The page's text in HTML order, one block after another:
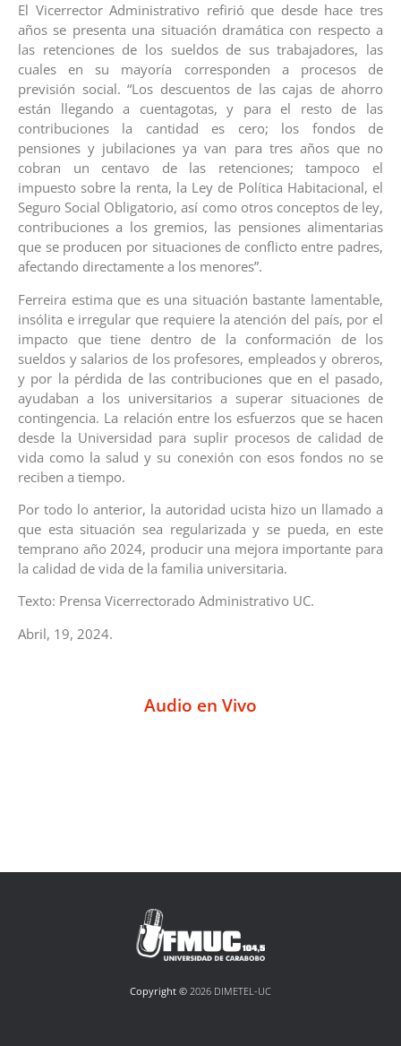
El Vicerrector Administrativo refirió que desde hace tres
años se presenta una situación dramática con respecto a
las retenciones de los sueldos de sus trabajadores, las
cuales en su mayoría corresponden a procesos de
previsión social. “Los descuentos de las cajas de ahorro
están llegando a cuentagotas, y para el resto de las
contribuciones la cantidad es cero; los fondos de
pensiones y jubilaciones ya van para tres años que no
cobran un centavo de las retenciones; tampoco el
impuesto sobre la renta, la Ley de Política Habitacional, el
Seguro Social Obligatorio, así como otros conceptos de ley,
contribuciones a los gremios, las pensiones alimentarias
que se producen por situaciones de conflicto entre padres,
afectando directamente a los menores”.
Ferreira estima que es una situación bastante lamentable,
insólita e irregular que requiere la atención del país, por el
impacto que tiene dentro de la conformación de los
sueldos y salarios de los profesores, empleados y obreros,
y por la pérdida de las contribuciones que en el pasado,
ayudaban a los universitarios a superar situaciones de
contingencia. La relación entre los esfuerzos que se hacen
desde la Universidad para suplir procesos de calidad de
vida como la salud y su conexión con esos fondos no se
reciben a tiempo.
Por todo lo anterior, la autoridad ucista hizo un llamado a
que esta situación sea regularizada y se pueda, en este
temprano año 2024, producir una mejora importante para
la calidad de vida de la familia universitaria.
Texto: Prensa Vicerrectorado Administrativo UC.
Abril, 19, 2024.
Audio en Vivo
Copyright © 2026 DIMETEL-UC